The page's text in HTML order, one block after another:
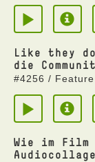
Like they
die
#4256 /
Wie im
Audiocollage